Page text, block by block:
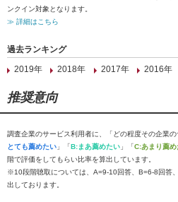
ンクイン対象となります。
≫ 詳細はこちら
過去ランキング
2019年
2018年 2017年 2016年
推奨意向
調査企業のサービス利用者に、「どの程度その企業
とても薦めたい 」「B:まあ薦めたい 」「C:あまり薦
階で評価をしてもらい比率を算出しています。
※10段階聴取については、A=9-10回答、B=6-8回答
出しております。